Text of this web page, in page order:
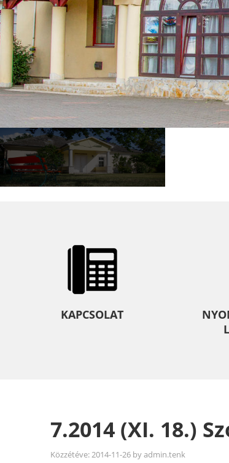
KAPCSOLAT
7.2014 (XI. 18.)
Közzétéve:2014-11-26 byadmin.tenk